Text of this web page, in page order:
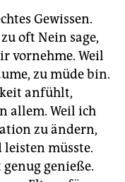
Gewissen.
oft Nein sage,
vornehme. Weil
zu müde bin.
anfühlt,
allem. Weil ich
zu ändern,
müsste.
genieße.